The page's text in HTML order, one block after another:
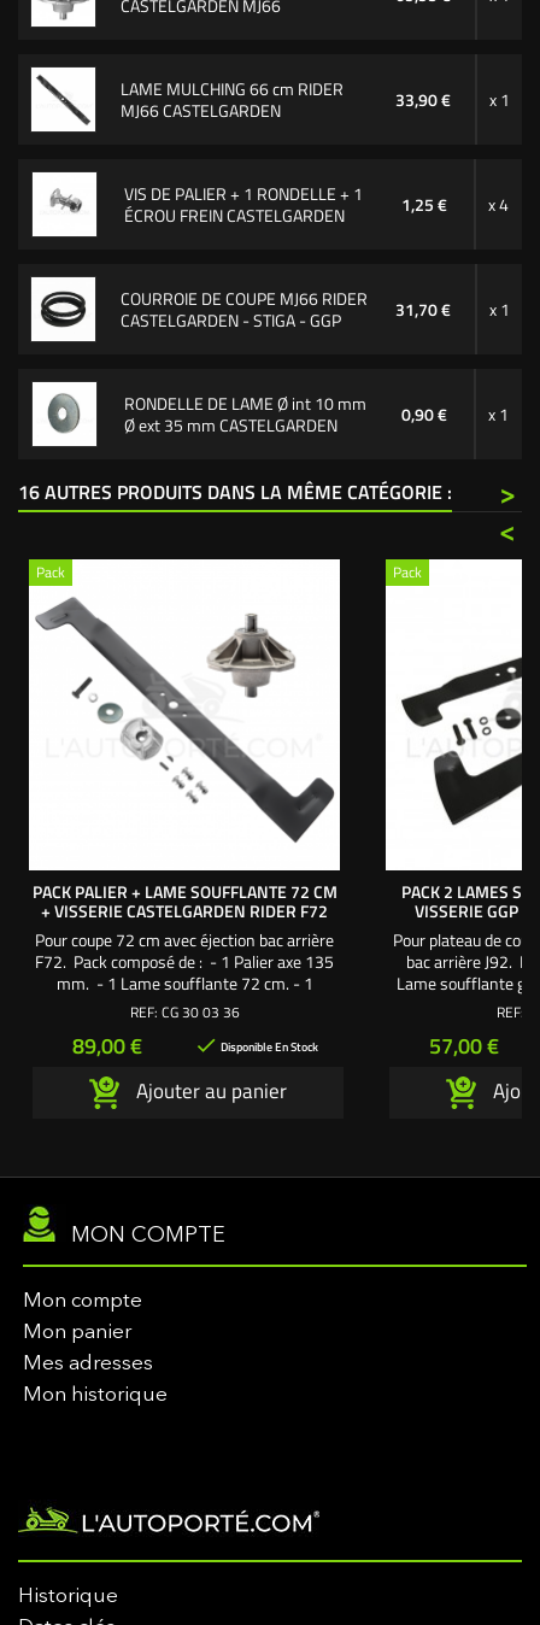
LAME MULCHING 66 cm RIDER
MJ66 CASTELGARDEN
33,90 € x 1
VIS DE PALIER + 1 RONDELLE + 1
ÉCROU FREIN CASTELGARDEN
1,25 € x 4
COURROIE DE COUPE MJ66 RIDER
CASTELGARDEN - STIGA - GGP
31,70 € x 1
RONDELLE DE LAME Ø int 10 mm
Ø ext 35 mm CASTELGARDEN
0,90 € x 1
16 AUTRES PRODUITS DANS LA MÊME CATÉGORIE :
>
<
Pack
PACK PALIER + LAME SOUFFLANTE 72 CM
+ VISSERIE CASTELGARDEN RIDER F72
Pour coupe 72 cm avec éjection bac arrière
F72. Pack composé de : - 1 Palier axe 135
mm. - 1 Lame soufflante 72 cm. - 1
Support de lame. - 1 Vis de lame 38 mm pas
frein. - 1 Clavette demi-lune. - 1 Clavette
coupe. Une création exclusive
REF: CG 30 03 36
Prix
89,00 €  Disponible En Stock
Ajouter au panier
Pack
PACK 2 LAMES
VISSERIE GGP
Pour plateau de
bac arrière J92.
Lame soufflante
soufflante droite
- 1 Vis de lame
création
REF:
Prix
57,00 €
MON COMPTE
Mon compte
Mon panier
Mes adresses
Mon historique
Historique